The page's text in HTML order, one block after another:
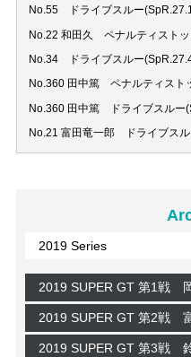
No.55 ドライブスルー
No.22 和田久 ペナルティスト
No.34 ドライブスルー
No.360 田中篤 ペナルティスト
No.360 田中篤 ドライブスルー
No.21 富田竜一郎 ドライブス
2019 SUPER GT 第1戦
2019 SUPER GT 第2戦
2019 SUPER GT 第3戦